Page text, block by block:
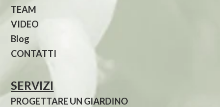
TEAM
VIDEO
Blog
CONTATTI
SERVIZI
PROGETTARE UN GIARDINO